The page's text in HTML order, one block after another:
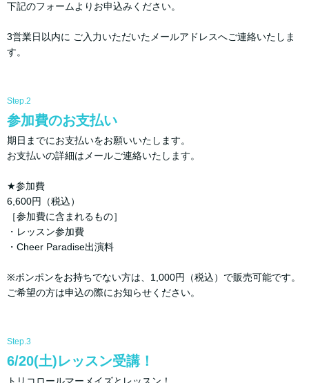
下記のフォームよりお申込みください。
3営業日以内に ご入力いただいたメールアドレスへご連絡いたしま
す。
Step.2
参加費のお支払い
期日までにお支払いをお願いいたします。
お支払いの詳細はメールご連絡いたします。
★参加費
6,600円（税込）
［参加費に含まれるもの］
・レッスン参加費
・Cheer Paradise出演料
※ポンポンをお持ちでない方は、1,000円（税込）で販売可能です。
ご希望の方は申込の際にお知らせください。
Step.3
6/20(土)レッスン受講！